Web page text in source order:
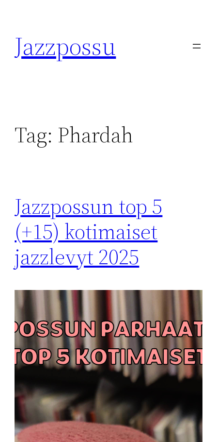
content
Jazzpossu
Tag: Phardah
Jazzpossun top 5
(+15) kotimaiset
jazzlevyt 2025